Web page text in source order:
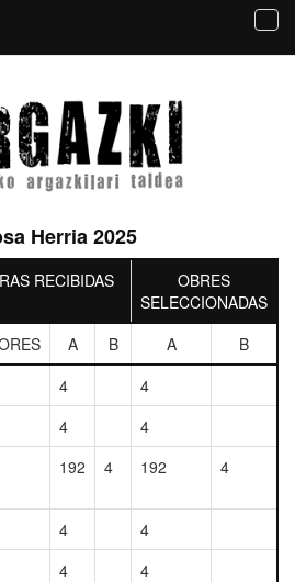
Herria 2025
RECIBIDAS
OBRES
SELECCIONADAS
A B A
B
4
4
4
4
192 4 192 4
4
4
4 4